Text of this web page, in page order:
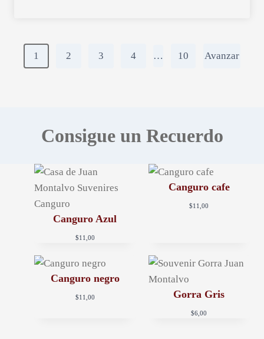
P
t
1 2 3 4 … 10 Avanzar
Consigue un Recuerdo
Canguro Azul
$11,00
Canguro cafe
$11,00
Canguro negro
$11,00 Gorra Gris
$6,00